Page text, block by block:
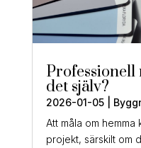
det själv?
2026-01-05|
Att måla om hemma
projekt, särskilt om